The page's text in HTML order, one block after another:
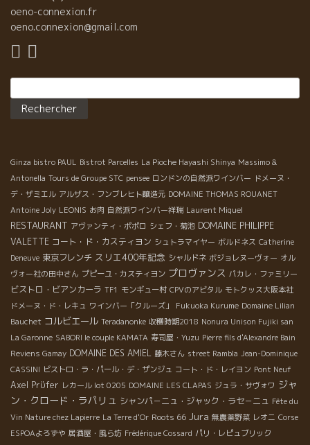
は、グルナッシュ100％でできあがったUn Pas de Côté＊アン・パ
ツや花畑が匂い、香りはまさにナテュール！とにかくブドウジュー
ンが上がりまくり！彼のワインも、マセラシオン・カルボニックで
ます。 Tam Tam＊タムタム2013（シラー100％）はとてもジュー
れるので、全然疲れない！ Avec Le Temps＊アベック・ル・タン
今回一番上品で丸みがあり、とてもエレガントに感じました。 そ
＊ラ・リュース2014（グルナッシュ100％）は相変わらず花の香り
が印象的！
初めて出会うOlivier＊オリビエ。彼は、Sylvain Respaut＊シルヴ
み、一緒にワイン造り及びハチミツを造っています！ここでは樽は
高300ｍに植えてあるので、とてもフレッシュ！ 白のTangerine＊
質のテロワールから収穫されたシャルドネ80％とソービニョン20
い口当たりで、いつの間にか無くなってそうなアペタイザーワイ
イズ・ノット・レッド2014は若いシラーと100年のカリニャンの
で、ミネラルが豊富！赤フルーツやガリッグの香り、そしてスパイ
り、とても面白くて個性的なワイン。隠し味にグルナッシュがち
les Ceps＊プラン・レ・セップ2013はグルナッシュのマセラシオ
味が全面に出ていてまさにフルーツ・ワインです。 Gorgorlou＊ゴ
100％）は酸味がキリっと効いていて、とてもフレッシュで、目が
Carbo Culte＊カルボ・キュルト2014はムルベードルとヤドネール
のグルナッシュの品種を、マセラシオン・カルボニックをしたワイ
フルーツ、まろやかなタンニン、酸味が綺麗にマッチ！
oeno-connexion.fr
oeno.connexion@gmail.com
Ginza bistro PAUL Bistrot Parcelles La Pioche Hayashi Shinya Massimo &
Antonella Tours de Groupe STC pensee ロンドンの自然派ワインバー ドメーヌ・
デ・ザミエル アルザス・フンブレヒト醸造元 DOMAINE THOMAS ROUANET
Antoine Joly LEONIS お肉 自然派ワインバー祥瑞 Laurent Miquel
RESTAURANT アヴァンティ・ポポロ シェフ・菊池 DOMAINE PHILIPPE
VALETTE コート・ド・カスティヨン シュトラマイヤー ボルドネス Catherine
Deneuve 東京フレンチ スリエ400年記念 シャルドネ ボジョレヌーヴォー オル
ヴォー社の田中さん プピーユ・カスティヨン プロヴァンス パカレ・ファミリー
ビストロ・ビアンカーラ TF1 モンギュー村 CPVのアビタル モトクッス大阪本社
ドメーヌ・ド・レキュ ワインバー「クルーズ」 Fukuoka Kurume Domaine Lilian
Bauchet コルビエール Teradanonke 収穫時期2018 Nonura Unison Fujiki san
La Garonne SABORI le couple KAMATA 寿司屋・Yuzu Pierre fils d'Alexandre Bain
Reviens Gamay DOMAINE DES AMIEL 藤木さん street Rambla Jean-Dominique
CASSINI ビストロ・ラ・パール・デ・ザンジュ コート・ド・レイヨン Pont Neuf
Axel Prϋfer レカール lot 0205 DOMAINE LES CLAPAS ジュラ・サヴォワ ジャ
ン・クロード・ラパリュ シャンパ－ニュ・ジャック・ラセ－ニュ Fête du
Vin Nature chez Lapierre La Terre d'Or Roots 66 Jura 無農薬野菜 レオニ Corse
ESPOAよろずや 居酒屋・風ら坊 Frédérique Cossard パリ・レピュブリック